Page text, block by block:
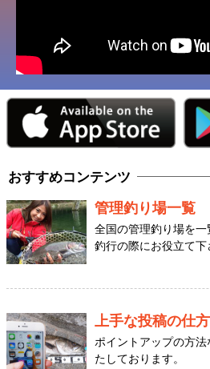
おすすめコンテンツ
管理釣り場一覧
全国の管理釣り場を一
釣行の際にお役立て下
上手な投稿の仕方
ポイントアップの方
たしております。